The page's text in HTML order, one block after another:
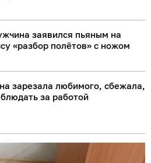
заявился пьяным на
«разбор полётов» с ножом
зарезала любимого, сбежала,
за работой